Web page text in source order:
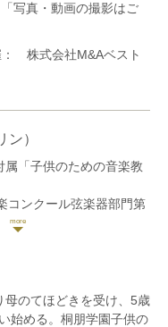
写真・動画の撮影はご
株式会社M&Aベスト
ン）
「子供のための音楽教
コンクール弦楽器部門第
ンクールデュオ部門3
ール大学生の部1位、セ
チェルト賞。コンチェル
ンサートにてオーケスト
のてほどきを受け、5歳
始める。桐朋学園子供の